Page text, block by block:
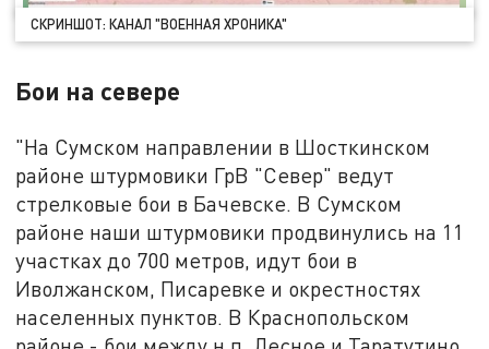
СКРИНШОТ: КАНАЛ "ВОЕННАЯ ХРОНИКА"
Бои на севере
"На Сумском направлении в Шосткинском
районе штурмовики ГрВ "Север" ведут
стрелковые бои в Бачевске. В Сумском
районе наши штурмовики продвинулись на 11
участках до 700 метров, идут бои в
Иволжанском, Писаревке и окрестностях
населенных пунктов. В Краснопольском